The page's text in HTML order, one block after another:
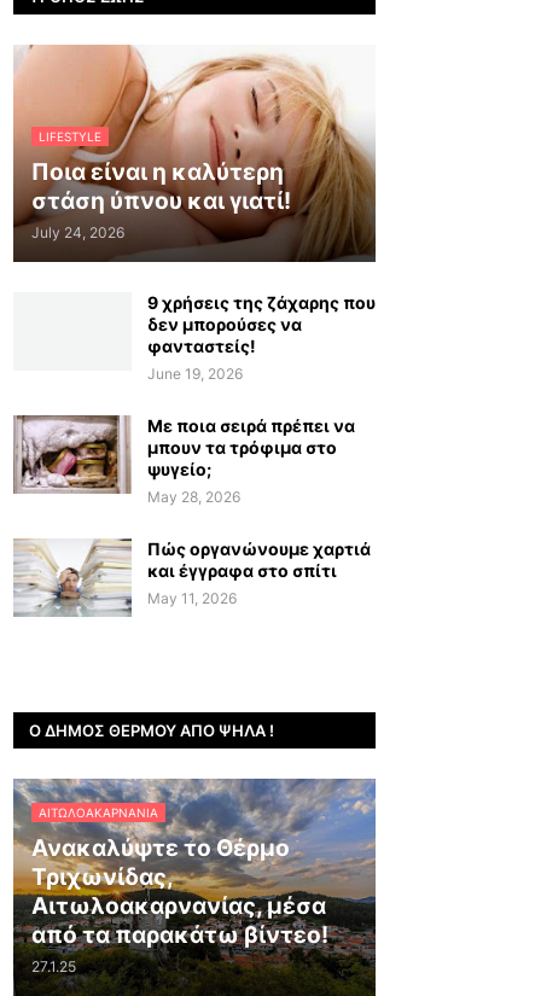
LIFESTYLE
Ποια είναι η καλύτερη
στάση ύπνου και γιατί!
July 24, 2026
9 χρήσεις της ζάχαρης που
δεν μπορούσες να
φανταστείς!
June 19, 2026
Με ποια σειρά πρέπει να
μπουν τα τρόφιμα στο
ψυγείο;
May 28, 2026
Πώς οργανώνουμε χαρτιά
και έγγραφα στο σπίτι
May 11, 2026
Ο ΔΉΜΟΣ ΘΈΡΜΟΥ ΑΠΌ ΨΗΛΆ !
ΑΙΤΩΛΟΑΚΑΡΝΑΝΊΑ
Ανακαλύψτε το Θέρμο
Τριχωνίδας,
Αιτωλοακαρνανίας, μέσα
από τα παρακάτω βίντεο!
27.1.25